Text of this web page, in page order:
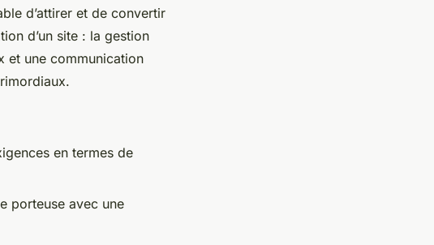
d’attirer et de convertir
d’un site : la gestion
et une communication
en termes de
porteuse avec une